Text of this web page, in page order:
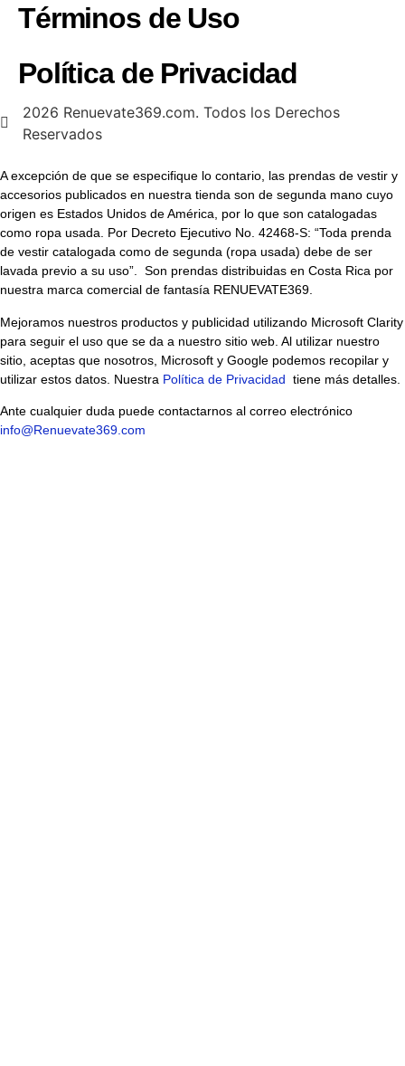
2026 Renuevate369.com. Todos los Derechos
Reservados
Términos de Uso
Política de Privacidad
A excepción de que se especifique lo contario, las prendas de vestir y
accesorios publicados en nuestra tienda son de segunda mano cuyo
origen es Estados Unidos de América, por lo que son catalogadas
como ropa usada. Por Decreto Ejecutivo No. 42468-S: “Toda prenda
de vestir catalogada como de segunda (ropa usada) debe de ser
lavada previo a su uso”. Son prendas distribuidas en Costa Rica por
nuestra marca comercial de fantasía RENUEVATE369.
Mejoramos nuestros productos y publicidad utilizando Microsoft Clarity
para seguir el uso que se da a nuestro sitio web. Al utilizar nuestro
sitio, aceptas que nosotros, Microsoft y Google podemos recopilar y
utilizar estos datos. Nuestra Política de Privacidad tiene más detalles.
Ante cualquier duda puede contactarnos al correo electrónico
info@Renuevate369.com